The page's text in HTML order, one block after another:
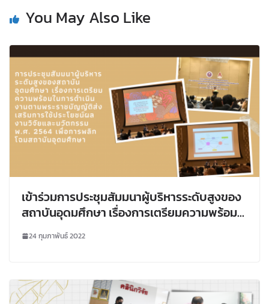
You May Also Like
เข้าร่วมการประชุมสัมมนาผู้บริหารระดับสูงของ
สถาบันอุดมศึกษา เรื่องการเตรียมความพร้อม
ในการดำเนินงานตามพระราชบัญญัติส่งเสริม
การใช้ประโยชน์ผลงานวิจัยและนวัตกรรม พ.ศ.
24 กุมภาพันธ์ 2022